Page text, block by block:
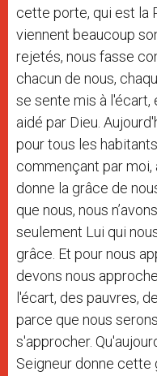
cette porte, qui est la
viennent beaucoup
rejetés, nous fasse
chacun de nous,
se sente mis à l'écart,
aidé par Dieu.
pour tous les
commençant par moi,
donne la grâce de
que nous, nous
seulement Lui qui
grâce. Et pour nous
devons nous
l'écart, des pauvres,
parce que nous
s'approcher.
Seigneur donne cette